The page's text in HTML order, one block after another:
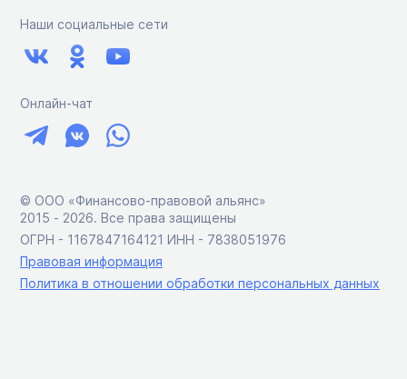
Наши социальные сети
Онлайн-чат
© ООО «Финансово-правовой альянс»
2015 ‑ 2026. Все права защищены
ОГРН - 1167847164121 ИНН - 7838051976
Правовая информация
Политика в отношении обработки персональных данных